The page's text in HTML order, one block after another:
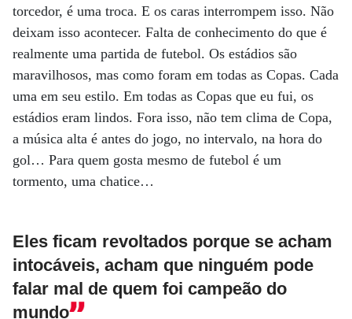
torcedor, é uma troca. E os caras interrompem isso. Não
deixam isso acontecer. Falta de conhecimento do que é
realmente uma partida de futebol. Os estádios são
maravilhosos, mas como foram em todas as Copas. Cada
uma em seu estilo. Em todas as Copas que eu fui, os
estádios eram lindos. Fora isso, não tem clima de Copa,
a música alta é antes do jogo, no intervalo, na hora do
gol… Para quem gosta mesmo de futebol é um
tormento, uma chatice…
Eles ficam revoltados porque se acham
intocáveis, acham que ninguém pode
falar mal de quem foi campeão do
mundo